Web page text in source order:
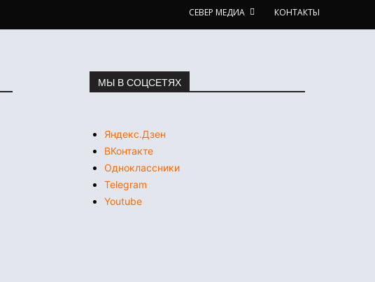
СЕВЕР МЕДИА КОНТАКТЫ
МЫ В СОЦСЕТЯХ
Яндекс.Дзен
ВКонтакте
Одноклассники
Telegram
Youtube